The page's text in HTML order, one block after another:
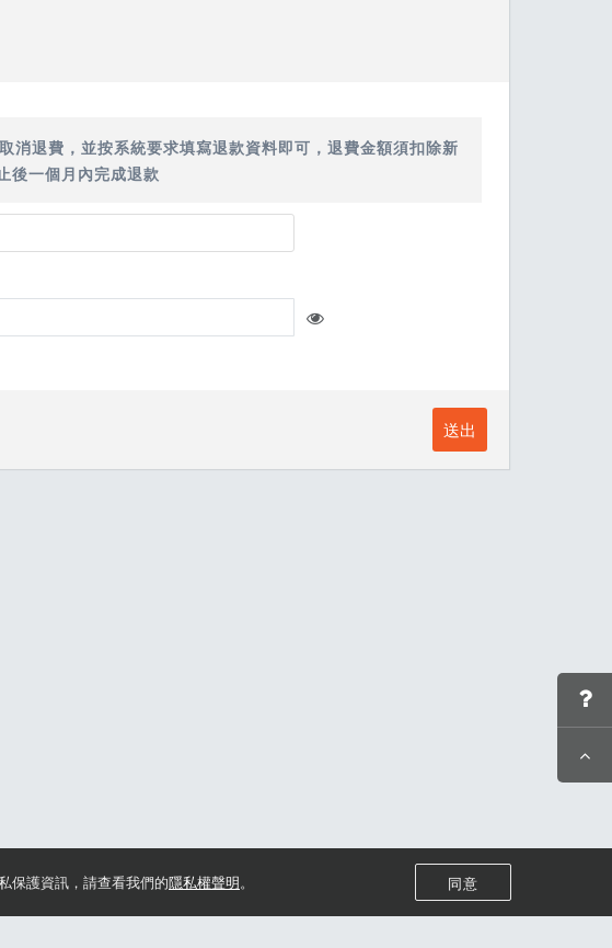
消退費，並按系統要求填寫退款資料即可，退費金額須扣除新
後一個月內完成退款
保護資訊，請查看我們的隱私權聲明。 同意